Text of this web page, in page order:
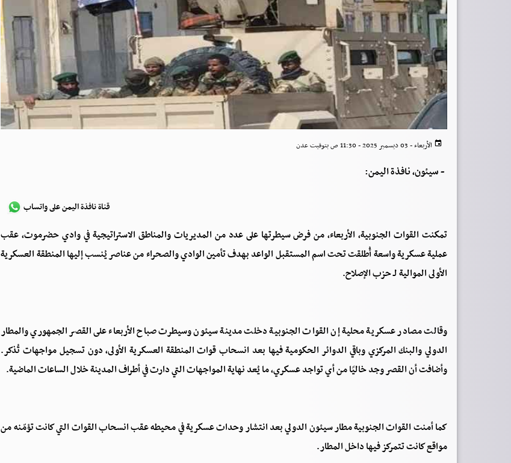
الأربعاء - 03 ديسمبر 2025 - 11:30 ص بتوقيت عدن
-سيئون، نافذة اليمن:
قناة نافذة اليمن على واتساب
تمكنت القوات الجنوبية، الأربعاء، من فرض سيطرتها على عدد من المديريات والمناطق الاستراتيجية في وادي حضرموت، عقب
عملية عسكرية واسعة أُطلقت تحت اسم المستقبل الواعد بهدف تأمين الوادي والصحراء من عناصر يُنسب إليها المنطقة العسكرية
الأولى الموالية لـ حزب الإصلاح.
وقالت مصادر عسكرية محلية إن القوات الجنوبية دخلت مدينة سيئون وسيطرت صباح الأربعاء على القصر الجمهوري والمطار
الدولي والبنك المركزي وباقي الدوائر الحكومية فيها بعد انسحاب قوات المنطقة العسكرية الأولى، دون تسجيل مواجهات تُذكر.
وأضافت أن القصر وجد خاليًا من أي تواجد عسكري، ما يُعد نهاية المواجهات التي دارت في أطراف المدينة خلال الساعات الماضية.
كما أمنت القوات الجنوبية مطار سيئون الدولي بعد انتشار وحدات عسكرية في محيطه عقب انسحاب القوات التي كانت تؤمّنه من
مواقع كانت تتمركز فيها داخل المطار.